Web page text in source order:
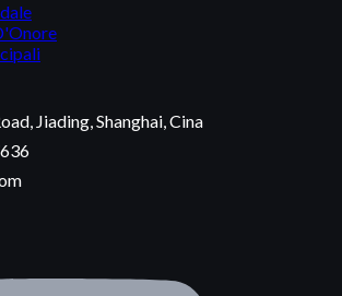
Jiading, Shanghai, Cina